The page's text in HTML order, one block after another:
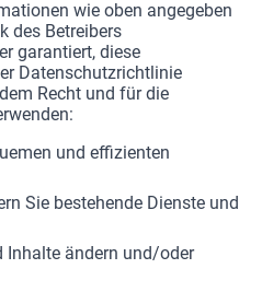
wie oben angegeben
des Betreibers
garantiert, diese
Datenschutzrichtlinie
Recht und für die
und effizienten
Sie bestehende Dienste und
Inhalte ändern und/oder